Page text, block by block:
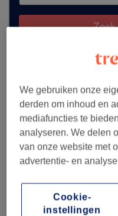
Zoek
We gebruiken onze
derden om inhoud en
mediafuncties te
analyseren. We delen
van onze website met
advertentie- en
Cookie-
instellingen